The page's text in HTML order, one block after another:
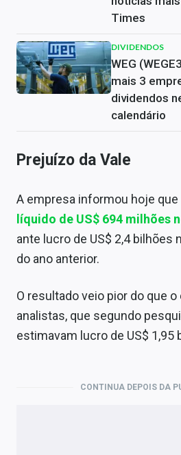
Times
DIVIDENDOS
WEG
mais 3
dividendos
calendário
Prejuízo da Vale
A empresa informou hoje que
líquido de US$ 694 milhões
ante lucro de US$ 2,4 bilhões
do ano anterior.
O resultado veio pior do que
analistas, que segundo
estimavam lucro de US$ 1,95
CONTINUA DEPOIS DA